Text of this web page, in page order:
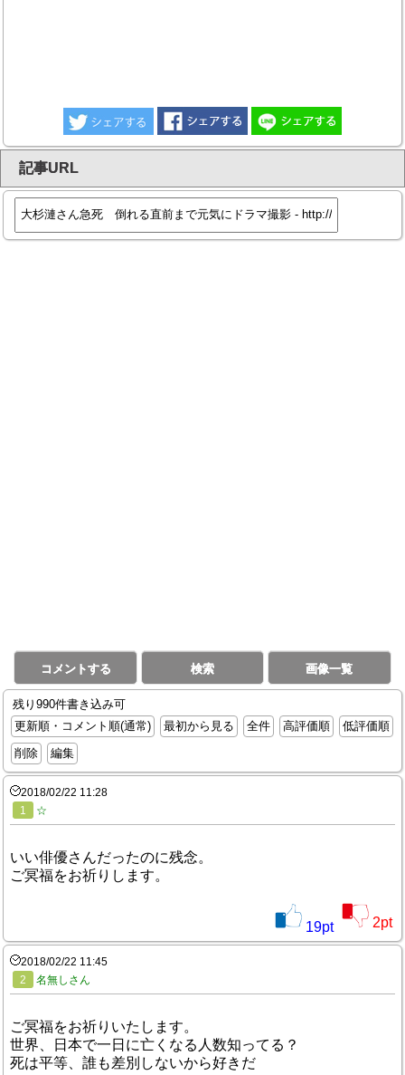
記事URL
コメントする 検索 画像一覧
残り990件書き込み可
更新順・コメント順(通常)
最初から見る 全件 高評価順
低評価順
削除
編集
2018/02/22 11:28
1
☆
いい俳優さんだったのに残念。
ご冥福をお祈りします。
19pt 2pt
2018/02/22 11:45
2
名無しさん
ご冥福をお祈りいたします。
世界、日本で一日に亡くなる人数知ってる？
死は平等、誰も差別しないから好きだ